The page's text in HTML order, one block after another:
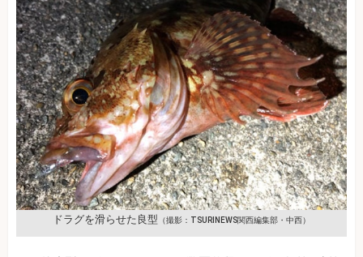
ドラグを滑らせた良型 （撮影：TSURINEWS関西編集部・中西）